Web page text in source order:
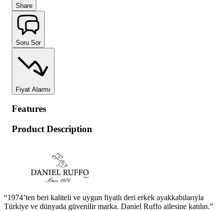
Share
Soru Sor
Fiyat Alarmı
Features
Product Description
“1974’ten beri kaliteli ve uygun fiyatlı deri erkek ayakkabılarıyla
Türkiye ve dünyada güvenilir marka. Daniel Ruffo ailesine katılın.”